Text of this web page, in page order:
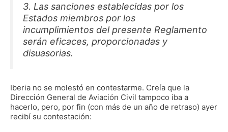
3. Las sanciones establecidas por los
Estados miembros por los
incumplimientos del presente Reglamento
serán eficaces, proporcionadas y
disuasorias.
Iberia no se molestó en contestarme. Creía que la
Dirección General de Aviación Civil tampoco iba a
hacerlo, pero, por fin (con más de un año de retraso) ayer
recibí su contestación: